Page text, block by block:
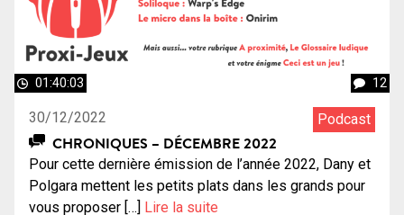
01:40:03 12
30/12/2022 Podcast
CHRONIQUES – DÉCEMBRE 2022
Pour cette dernière émission de l’année 2022, Dany et
Polgara mettent les petits plats dans les grands pour
vous proposer […] Lire la suite